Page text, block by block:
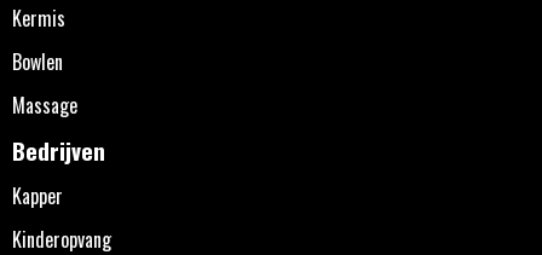
Kermis
Bowlen
Massage
Bedrijven
Kapper
Kinderopvang